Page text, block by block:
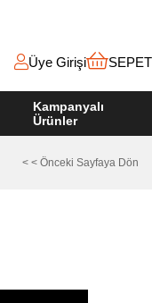
Üye Girişi SEPET
Kampanyalı
Ürünler
< < Önceki Sayfaya Dön